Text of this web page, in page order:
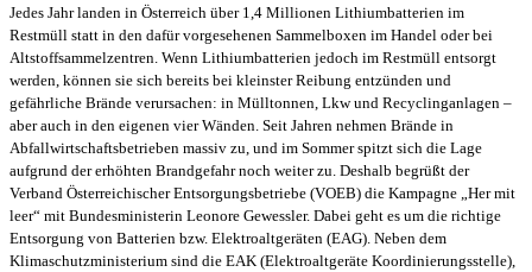
Jedes Jahr landen in Österreich über 1,4 Millionen Lithiumbatterien im
Restmüll statt in den dafür vorgesehenen Sammelboxen im Handel oder bei
Altstoffsammelzentren. Wenn Lithiumbatterien jedoch im Restmüll entsorgt
werden, können sie sich bereits bei kleinster Reibung entzünden und
gefährliche Brände verursachen: in Mülltonnen, Lkw und Recyclinganlagen –
aber auch in den eigenen vier Wänden. Seit Jahren nehmen Brände in
Abfallwirtschaftsbetrieben massiv zu, und im Sommer spitzt sich die Lage
aufgrund der erhöhten Brandgefahr noch weiter zu. Deshalb begrüßt der
Verband Österreichischer Entsorgungsbetriebe (VOEB) die Kampagne „Her mit
leer“ mit Bundesministerin Leonore Gewessler. Dabei geht es um die richtige
Entsorgung von Batterien bzw. Elektroaltgeräten (EAG). Neben dem
Klimaschutzministerium sind die EAK (Elektroaltgeräte Koordinierungsstelle),